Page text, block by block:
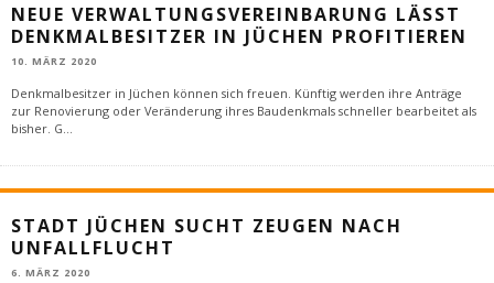
NEUE VERWALTUNGSVEREINBARUNG LÄSST
DENKMALBESITZER IN JÜCHEN PROFITIEREN
10. MÄRZ 2020
Denkmalbesitzer in Jüchen können sich freuen. Künftig werden ihre Anträge
zur Renovierung oder Veränderung ihres Baudenkmals schneller bearbeitet als
bisher. G
STADT JÜCHEN SUCHT ZEUGEN NACH
UNFALLFLUCHT
6. MÄRZ 2020